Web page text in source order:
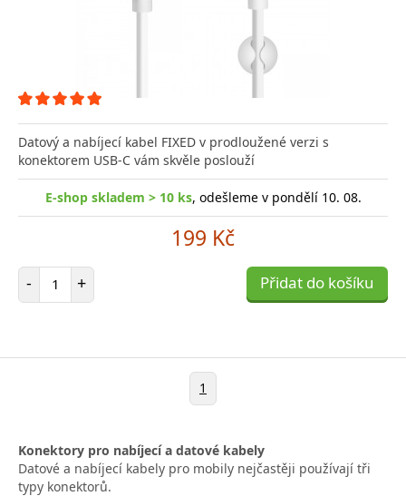
Datový a nabíjecí kabel FIXED v prodloužené verzi s
konektorem USB-C vám skvěle poslouží
E-shop skladem > 10 ks, odešleme v pondělí 10. 08.
199 Kč
- Počet položek
+ Přidat do košíku
1
Konektory pro nabíjecí a datové kabely
Datové a nabíjecí kabely pro mobily nejčastěji používají tři
typy konektorů.